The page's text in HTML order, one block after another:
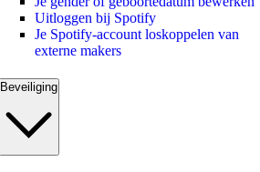
Uitloggen bij Spotify
Je Spotify-account loskoppelen van
externe makers
Beveiliging